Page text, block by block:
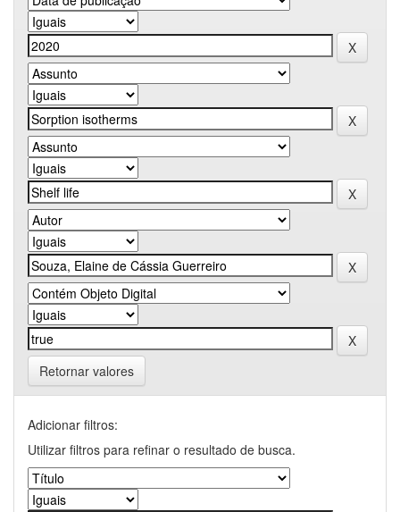
Retornar valores
Adicionar filtros:
Utilizar filtros para refinar o resultado de busca.